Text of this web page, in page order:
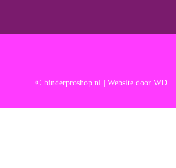
© binderproshop.nl | Website door WD